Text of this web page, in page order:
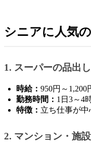
シニアに人気
1. スーパーの品出
時給： 950円～1,200
勤務時間： 1日3～4
特徴： 立ち仕事が
2. マンション・施